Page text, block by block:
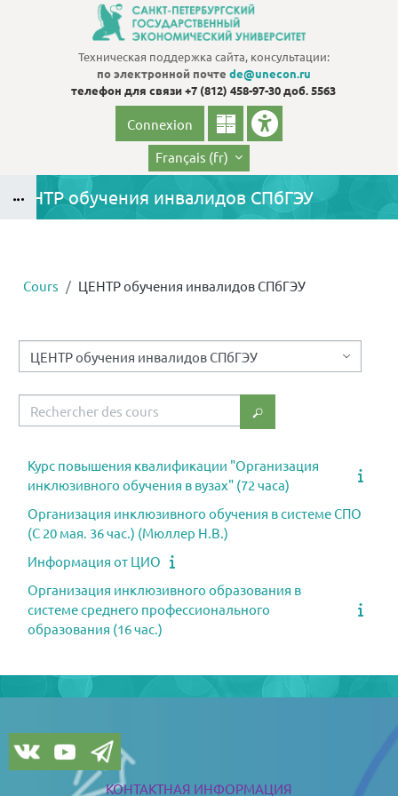
Passer au contenu principal
Техническая поддержка сайта, консультации:
по электронной почте de@unecon.ru
телефон для связи+7 (812) 458-97-30 доб. 5563
Connexion
Français ‎(fr)‎
ЦЕНТР обучения инвалидов СПбГЭУ
Cours ЦЕНТР обучения инвалидов СПбГЭУ
Catégories de cours
Rechercher des cours
Rechercher des cours
Курс повышения квалификации "Организация
инклюзивного обучения в вузах" (72 часа)
Организация инклюзивного обучения в системе СПО
(С 20 мая. 36 час.) (Мюллер Н.В.)
Информация от ЦИО
Организация инклюзивного образования в
системе среднего профессионального
образования (16 час.)
КОНТАКТНАЯ ИНФОРМАЦИЯ